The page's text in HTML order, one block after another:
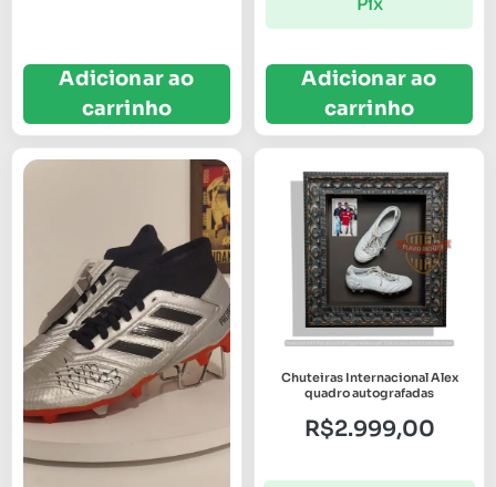
Adicionar ao
carrinho
Adicionar ao
carrinho
Chuteiras Internacional Alex
quadro autografadas
R$2.999,00